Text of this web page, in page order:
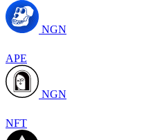
NGN
APE
NGN
NFT